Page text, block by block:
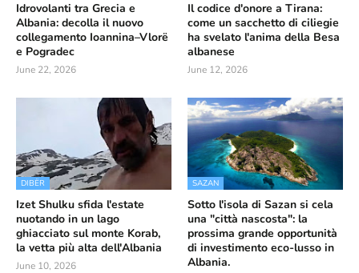
Idrovolanti tra Grecia e
Albania: decolla il nuovo
collegamento Ioannina–Vlorë
e Pogradec
June 22, 2026
Il codice d'onore a Tirana:
come un sacchetto di ciliegie
ha svelato l'anima della Besa
albanese
June 12, 2026
DIBËR
Izet Shulku sfida l'estate
nuotando in un lago
ghiacciato sul monte Korab,
la vetta più alta dell'Albania
June 10, 2026
SAZAN
Sotto l'isola di Sazan si cela
una "città nascosta": la
prossima grande opportunità
di investimento eco-lusso in
Albania.